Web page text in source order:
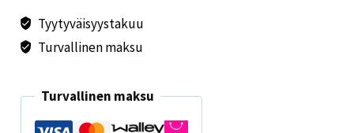
Tyytyväisyystakuu
Turvallinen maksu
Turvallinen maksu